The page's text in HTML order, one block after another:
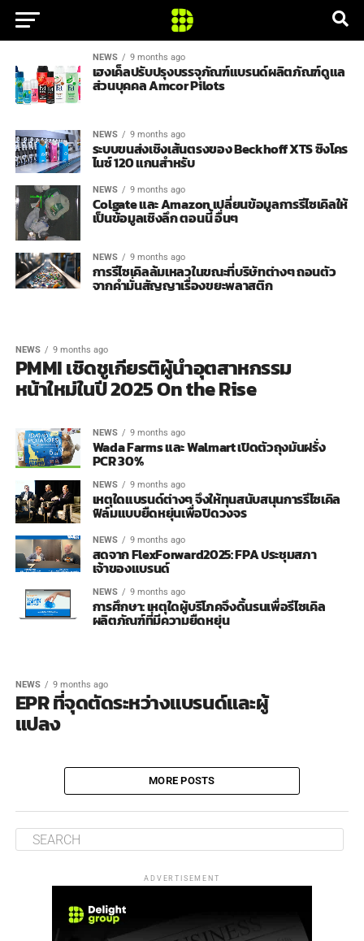
NEWS 9 months ago
เฮงเค็ลปรับปรุงบรรจุภัณฑ์แบรนด์ผลิตภัณฑ์ดูแล
ส่วนบุคคล Amcor Pilots
NEWS 9 months ago
ระบบขนส่งเชิงเส้นตรงของ Beckhoff XTS ซิงโคร
ไนซ์ 120 แกนสำหรับ
NEWS 9 months ago
Colgate และ Amazon เปลี่ยนข้อมูลการรีไซเคิลให้
เป็นข้อมูลเชิงลึก ตอนนี้ อื่นๆ
NEWS 9 months ago
การรีไซเคิลล้มเหลวในขณะที่บริษัทต่างๆ ถอนตัว
จากคำมั่นสัญญาเรื่องขยะพลาสติก
NEWS 9 months ago
PMMI เชิดชูเกียรติผู้นำอุตสาหกรรม
หน้าใหม่ในปี 2025 On the Rise
NEWS 9 months ago
Wada Farms และ Walmart เปิดตัวถุงมันฝรั่ง
PCR 30%
NEWS 9 months ago
เหตุใดแบรนด์ต่างๆ จึงให้ทุนสนับสนุนการรีไซเคิล
ฟิล์มแบบยืดหยุ่นเพื่อปิดวงจร
NEWS 9 months ago
สดจาก FlexForward2025: FPA ประชุมสภา
เจ้าของแบรนด์
NEWS 9 months ago
การศึกษา: เหตุใดผู้บริโภคจึงดิ้นรนเพื่อรีไซเคิล
ผลิตภัณฑ์ที่มีความยืดหยุ่น
NEWS 9 months ago
EPR ที่จุดตัดระหว่างแบรนด์และผู้
แปลง
MORE POSTS
ADVERTISEMENT